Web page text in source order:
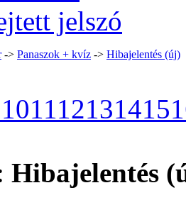
jelszó
-> Panaszok + kvíz -> Hibajelentés (új)
101112131415
Hibajelentés